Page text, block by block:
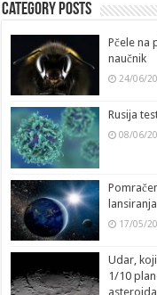
Category Posts
Pčele na
naučnik
24/06/
Rusija
08/06/
17/05/
Udar,
1/10
asteroida